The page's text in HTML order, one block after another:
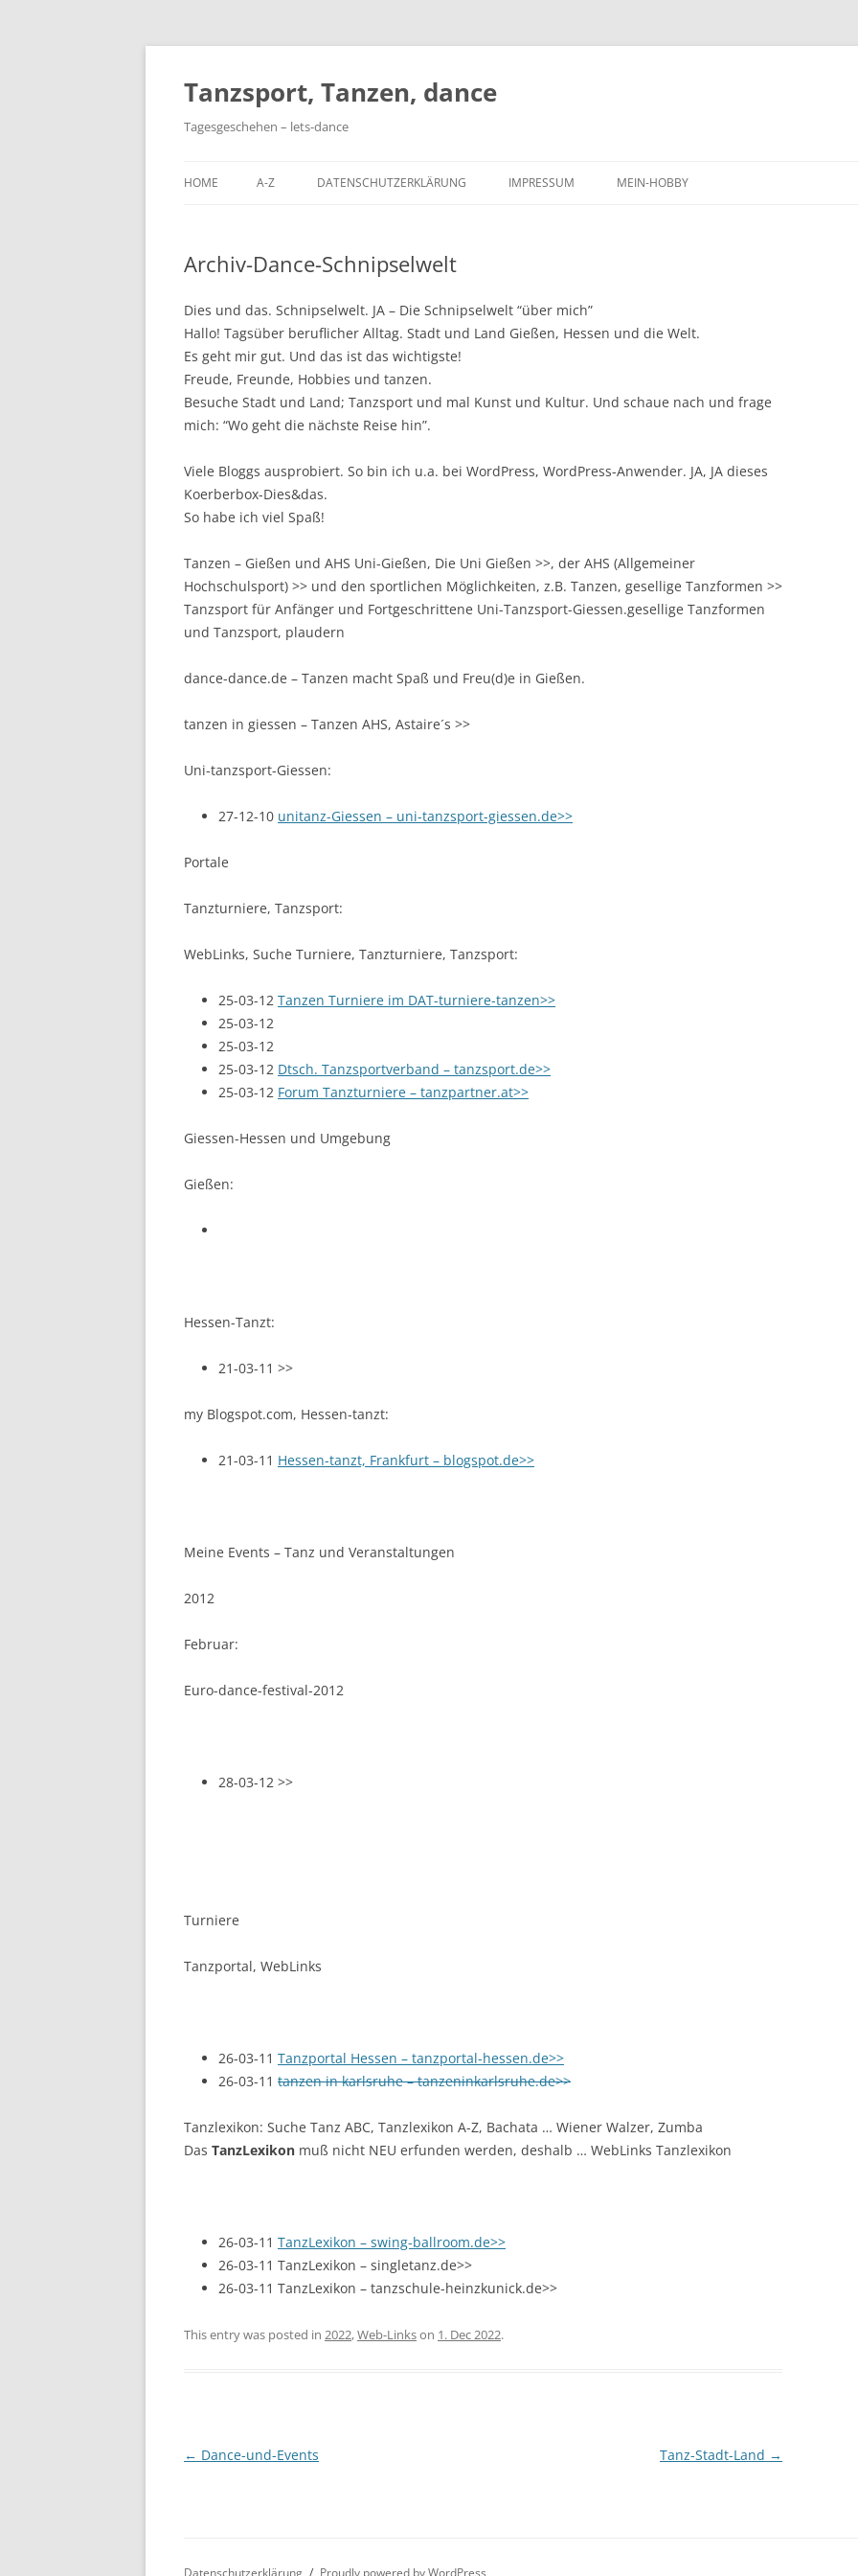
Skip
content
Tanzsport, Tanzen, dance
Tagesgeschehen – lets-dance
HOME A-Z DATENSCHUTZERKLÄRUNG IMPRESSUM MEIN-HOBBY
Archiv-Dance-Schnipselwelt
Dies und das. Schnipselwelt. JA – Die Schnipselwelt “über mich”
Hallo! Tagsüber beruflicher Alltag. Stadt und Land Gießen, Hessen und die Welt.
Es geht mir gut. Und das ist das wichtigste!
Freude, Freunde, Hobbies und tanzen.
Besuche Stadt und Land; Tanzsport und mal Kunst und Kultur. Und schaue nach und frage
mich: “Wo geht die nächste Reise hin”.
Viele Bloggs ausprobiert. So bin ich u.a. bei WordPress, WordPress-Anwender. JA, JA dieses
Koerberbox-Dies&das.
So habe ich viel Spaß!
Tanzen – Gießen und AHS Uni-Gießen, Die Uni Gießen >>, der AHS (Allgemeiner
Hochschulsport) >> und den sportlichen Möglichkeiten, z.B. Tanzen, gesellige Tanzformen >>
Tanzsport für Anfänger und Fortgeschrittene Uni-Tanzsport-Giessen.gesellige Tanzformen
und Tanzsport, plaudern
dance-dance.de – Tanzen macht Spaß und Freu(d)e in Gießen.
tanzen in giessen – Tanzen AHS, Astaire´s >>
Uni-tanzsport-Giessen:
27-12-10 unitanz-Giessen – uni-tanzsport-giessen.de>>
Portale
Tanzturniere, Tanzsport:
WebLinks, Suche Turniere, Tanzturniere, Tanzsport:
25-03-12 Tanzen Turniere im DAT-turniere-tanzen>>
25-03-12
25-03-12
25-03-12 Dtsch. Tanzsportverband – tanzsport.de>>
25-03-12 Forum Tanzturniere – tanzpartner.at>>
Giessen-Hessen und Umgebung
Gießen:
Hessen-Tanzt:
21-03-11 >>
my Blogspot.com, Hessen-tanzt:
21-03-11 Hessen-tanzt, Frankfurt – blogspot.de>>
Meine Events – Tanz und Veranstaltungen
2012
Februar:
Euro-dance-festival-2012
28-03-12 >>
Turniere
Tanzportal, WebLinks
26-03-11 Tanzportal Hessen – tanzportal-hessen.de>>
26-03-11 tanzen in karlsruhe – tanzeninkarlsruhe.de>>
Tanzlexikon: Suche Tanz ABC, Tanzlexikon A-Z, Bachata … Wiener Walzer, Zumba
Das TanzLexikon muß nicht NEU erfunden werden, deshalb … WebLinks Tanzlexikon
26-03-11 TanzLexikon – swing-ballroom.de>>
26-03-11 TanzLexikon – singletanz.de>>
26-03-11 TanzLexikon – tanzschule-heinzkunick.de>>
This entry was posted in 2022,Web-Linkson 1. Dec 2022.
Post
← Dance-und-Events Tanz-Stadt-Land →
Datenschutzerklärung Proudly powered by WordPress